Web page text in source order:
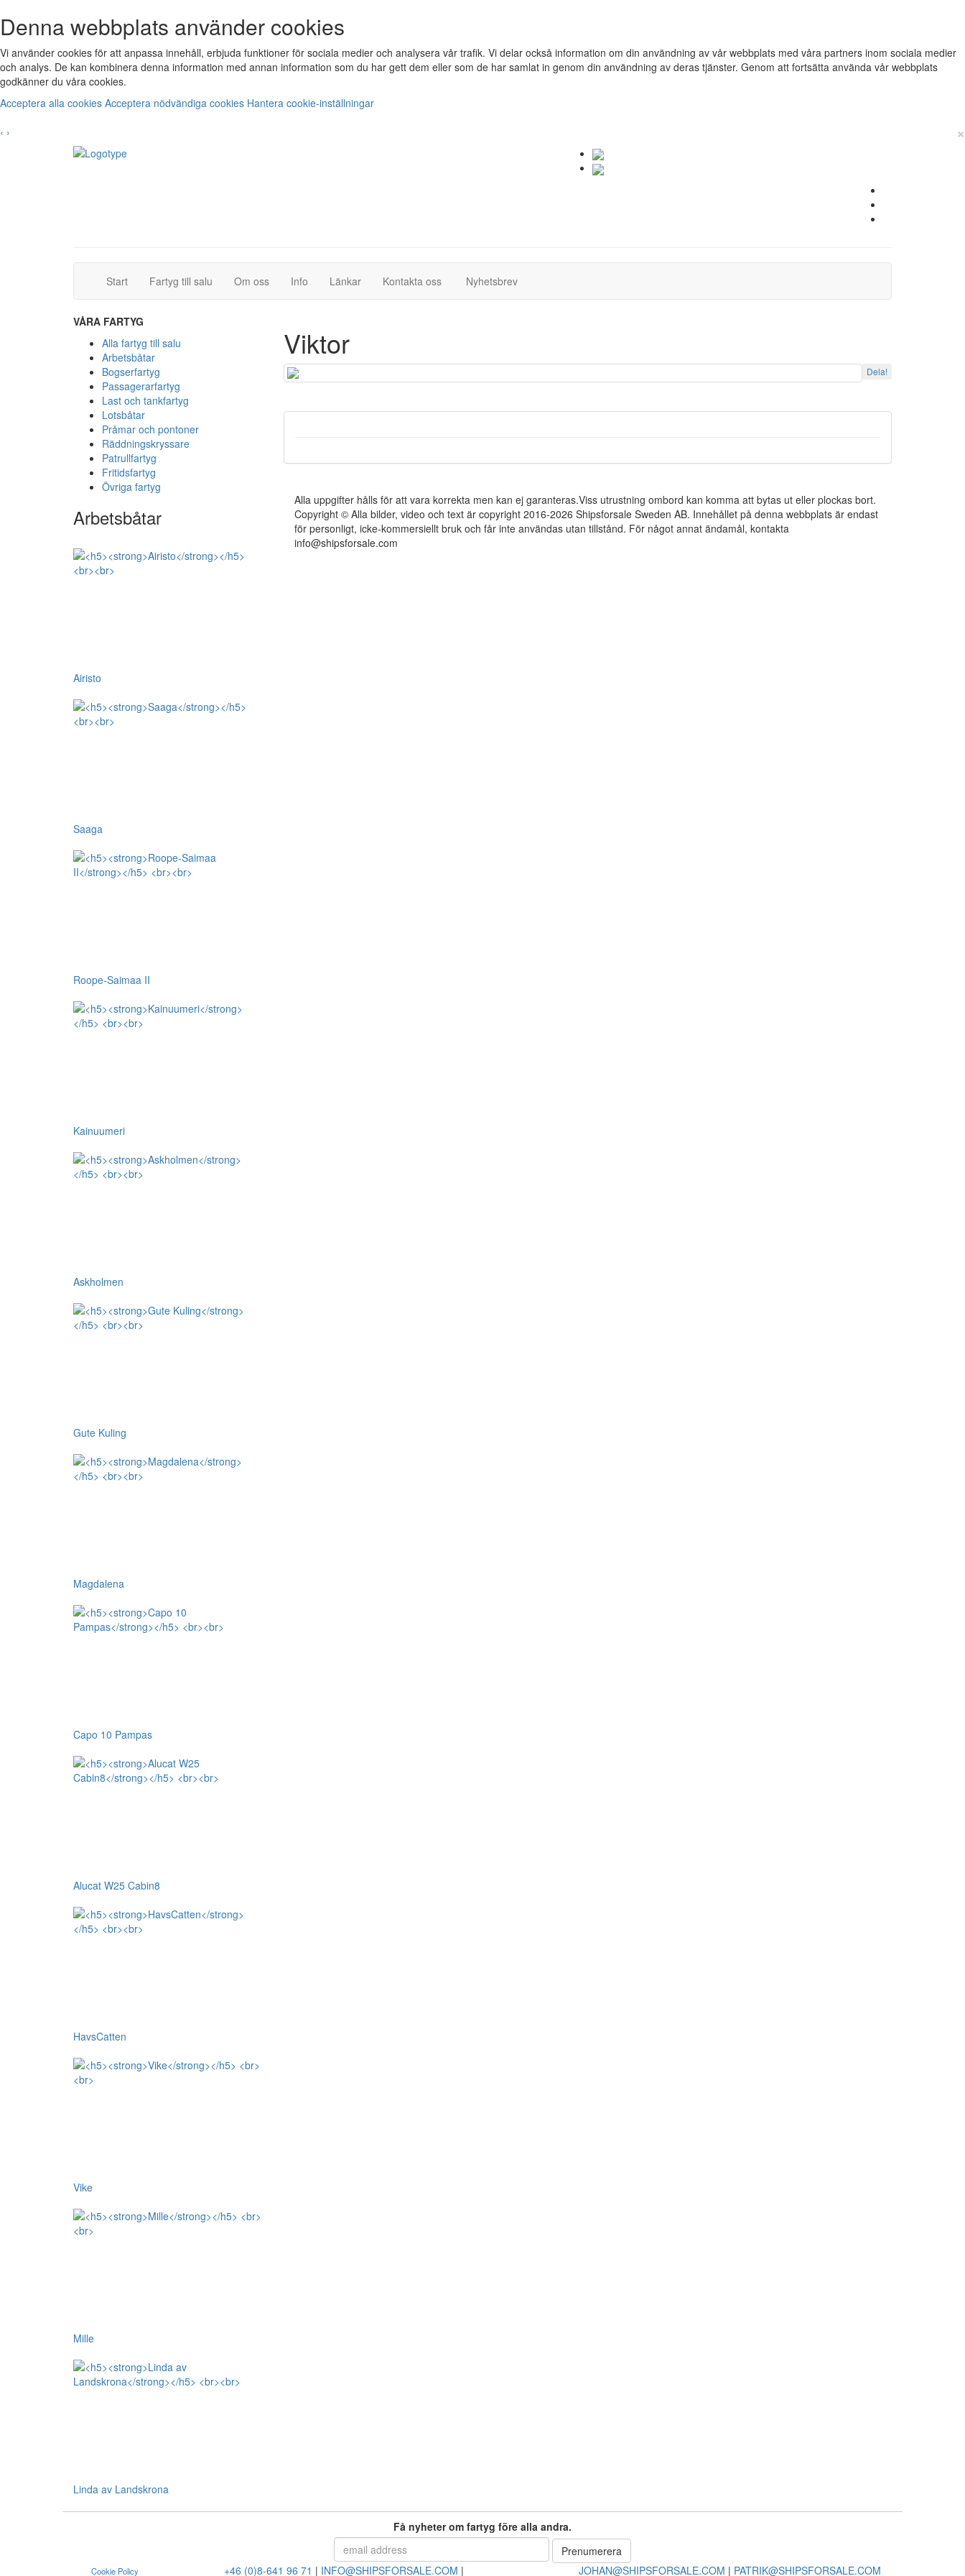
Denna webbplats använder cookies
Vi använder cookies för att anpassa innehåll, erbjuda funktioner för sociala medier och analysera vår trafik. Vi delar också information om din användning av vår webbplats med våra partners inom sociala medier
och analys. De kan kombinera denna information med annan information som du har gett dem eller som de har samlat in genom din användning av deras tjänster. Genom att fortsätta använda vår webbplats
godkänner du våra cookies.
Acceptera alla cookies Acceptera nödvändiga cookies Hantera cookie-inställningar
‹ › ×
Start(current)Fartyg till salu (current)Om oss Info Länkar Kontakta oss(current)Nyhetsbrev(current)
VÅRA FARTYG
Alla fartyg till salu
Arbetsbåtar
Bogserfartyg
Passagerarfartyg
Last och tankfartyg
Lotsbåtar
Pråmar och pontoner
Räddningskryssare
Patrullfartyg
Fritidsfartyg
Övriga fartyg
Arbetsbåtar
Airisto
Saaga
Roope-Saimaa II
Kainuumeri
Askholmen
Gute Kuling
Magdalena
Capo 10 Pampas
Alucat W25 Cabin8
HavsCatten
Vike
Mille
Linda av Landskrona
Viktor
Dela!
Alla uppgifter hålls för att vara korrekta men kan ej garanteras.Viss utrustning ombord kan komma att bytas ut eller plockas bort.
Copyright © Alla bilder, video och text är copyright 2016-2026 Shipsforsale Sweden AB. Innehållet på denna webbplats är endast
för personligt, icke-kommersiellt bruk och får inte användas utan tillstånd. För något annat ändamål, kontakta
info@shipsforsale.com
Få nyheter om fartyg före alla andra.
Cookie Policy +46 (0)8-641 96 71 | INFO@SHIPSFORSALE.COM | JOHAN@SHIPSFORSALE.COM | PATRIK@SHIPSFORSALE.COM